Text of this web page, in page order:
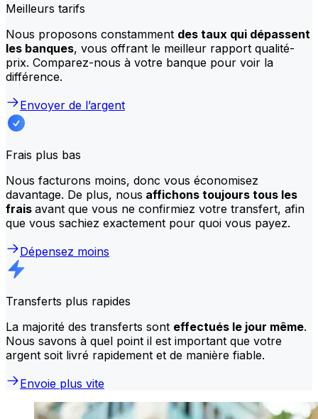
Meilleurs tarifs
Nous proposons constamment des taux qui dépassent
les banques, vous offrant le meilleur rapport qualité-
prix. Comparez-nous à votre banque pour voir la
différence.
Envoyer de l’argent
Frais plus bas
Nous facturons moins, donc vous économisez
davantage. De plus, nous affichons toujours tous les
frais avant que vous ne confirmiez votre transfert, afin
que vous sachiez exactement pour quoi vous payez.
Dépensez moins
Transferts plus rapides
La majorité des transferts sont effectués le jour même.
Nous savons à quel point il est important que votre
argent soit livré rapidement et de manière fiable.
Envoie plus vite